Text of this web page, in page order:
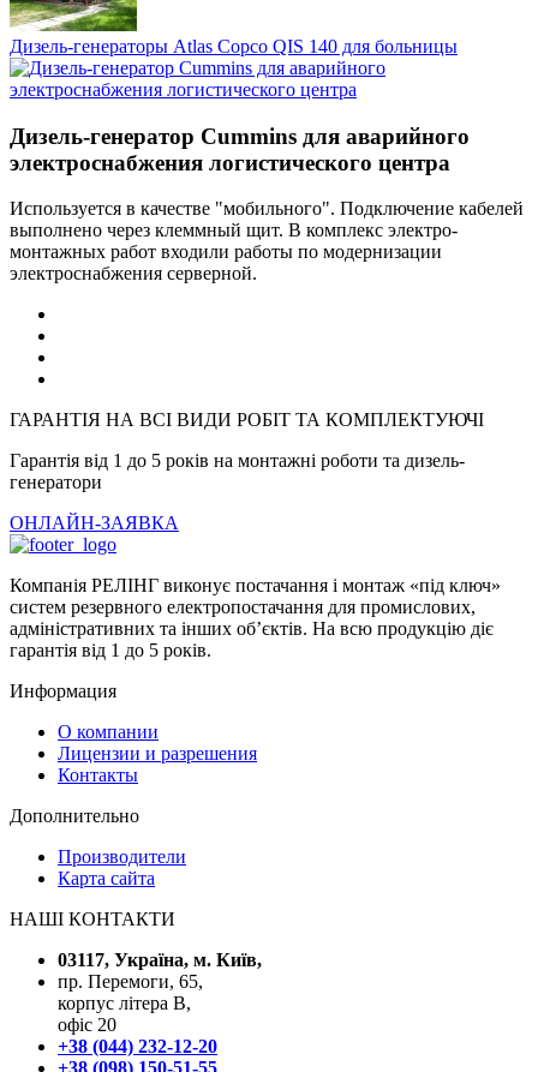
Дизель-генераторы Atlas Copco QIS 140 для больницы
Дизель-генератор Cummins для аварийного
электроснабжения логистического центра
Используется в качестве "мобильного". Подключение кабелей
выполнено через клеммный щит. В комплекс электро-
монтажных работ входили работы по модернизации
электроснабжения серверной.
ГАРАНТІЯ НА ВСІ ВИДИ РОБІТ ТА КОМПЛЕКТУЮЧІ
Гарантія від 1 до 5 років на монтажні роботи та дизель-
генератори
ОНЛАЙН-ЗАЯВКА
Компанія РЕЛІНГ виконує постачання і монтаж «під ключ»
систем резервного електропостачання для промислових,
адміністративних та інших об’єктів. На всю продукцію діє
гарантія від 1 до 5 років.
Информация
О компании
Лицензии и разрешения
Контакты
Дополнительно
Производители
Карта сайта
НАШІ КОНТАКТИ
03117, Україна, м. Київ,
пр. Перемоги, 65,
корпус літера В,
офіс 20
+38 (044) 232-12-20